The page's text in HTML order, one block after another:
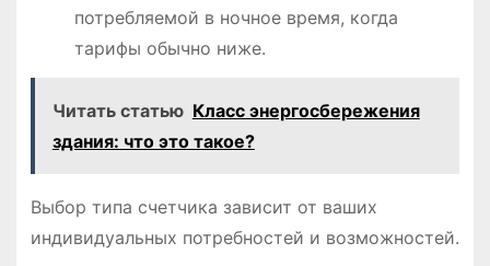
потребляемой в ночное время, когда
тарифы обычно ниже.
Читать статью Класс энергосбережения
здания: что это такое?
Выбор типа счетчика зависит от ваших
индивидуальных потребностей и возможностей.